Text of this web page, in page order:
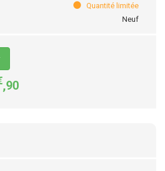
Quantité limitée
Neuf
,90